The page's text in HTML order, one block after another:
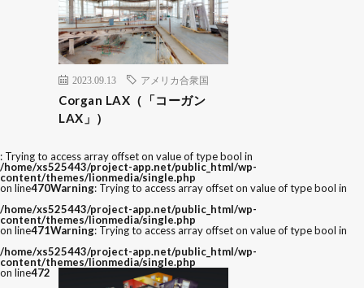
2023.09.13 アメリカ合衆国
Corgan LAX（「コーガン
LAX」）
: Trying to access array offset on value of type bool in
/home/xs525443/project-app.net/public_html/wp-
content/themes/lionmedia/single.php
on line470Warning: Trying to access array offset on value of type bool in
/home/xs525443/project-app.net/public_html/wp-
content/themes/lionmedia/single.php
on line471Warning: Trying to access array offset on value of type bool in
/home/xs525443/project-app.net/public_html/wp-
content/themes/lionmedia/single.php
on line472